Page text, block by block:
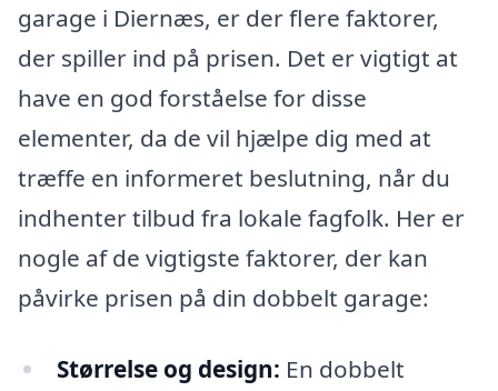
garage i Diernæs, er der flere faktorer,
der spiller ind på prisen. Det er vigtigt at
have en god forståelse for disse
elementer, da de vil hjælpe dig med at
træffe en informeret beslutning, når du
indhenter tilbud fra lokale fagfolk. Her er
nogle af de vigtigste faktorer, der kan
påvirke prisen på din dobbelt garage:
Størrelse og design: En dobbelt